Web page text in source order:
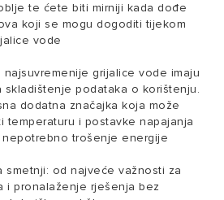
te ćete biti mirniji kada dođe
koji se mogu dogoditi tijekom
vode
najsuvremenije grijalice vode imaju
podataka o korištenju.
dodatna značajka koja može
temperaturu i postavke napajanja
trošenje energije
smetnji: od najveće važnosti za
i pronalaženje rješenja bez